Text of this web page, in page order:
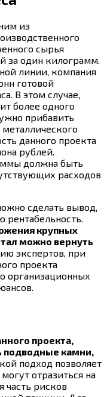
из
сырья
за один килограмм.
линии, компания
готовой
В этом случае,
более одного
прибавить
данного проекта
рублей.
должна быть
расходов
сделать вывод,
рентабельность.
крупных
можно вернуть
экспертов, при
проекта
организационных
проекта,
подводные камни,
подход позволяет
отразиться на
часть рисков